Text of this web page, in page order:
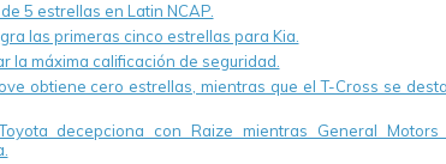
5 estrellas en Latin NCAP.
las primeras cinco estrellas para Kia.
la máxima calificación de seguridad.
obtiene cero estrellas, mientras que el T-Cross se
decepciona con Raize mientras General Motors